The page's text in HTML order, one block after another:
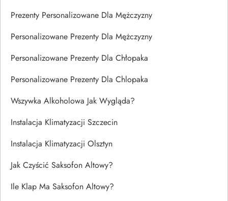
Prezenty Personalizowane Dla Mężczyzny
Personalizowane Prezenty Dla Mężczyzny
Personalizowane Prezenty Dla Chłopaka
Personalizowane Prezenty Dla Chlopaka
Wszywka Alkoholowa Jak Wygląda?
Instalacja Klimatyzacji Szczecin
Instalacja Klimatyzacji Olsztyn
Jak Czyścić Saksofon Altowy?
Ile Klap Ma Saksofon Altowy?